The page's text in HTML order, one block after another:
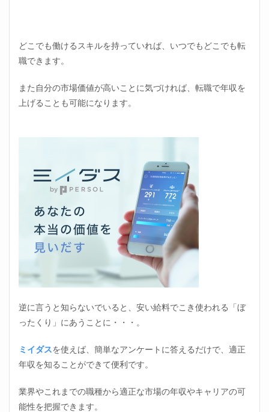
どこでも働けるスキルを持っていれば、いつでもどこでも転
職できます。
また自分の市場価値が高いことに気づければ、転職で年収を
上げることも可能になります。
逆に言うと知らないでいると、安い給料でこき使われる「ぼ
ったくり」にあうことに・・・。
ミイダスを使えば、簡単なアンケートに答えるだけで、適正
年収を知ることができて便利です。
業界やこれまでの職種から適正な市場の年収やキャリアの可
能性を把握できます。